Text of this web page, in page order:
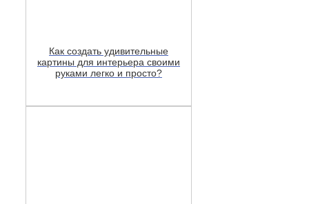
Как создать удивительные
картины для интерьера своими
руками легко и просто?